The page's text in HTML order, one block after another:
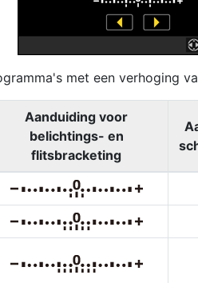
met een verhoging
Aanduiding voor
belichtings- en
flitsbracketing